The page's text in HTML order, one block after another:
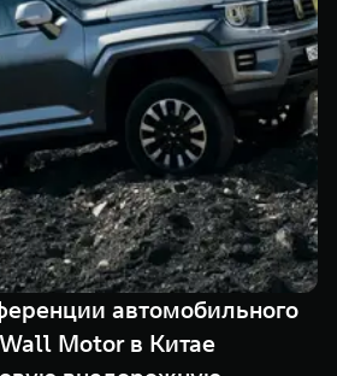
TANK 700
Сила
от 10 199
автомобильного
Motor в Китае